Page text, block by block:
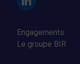
Engagements
Le groupe BIR